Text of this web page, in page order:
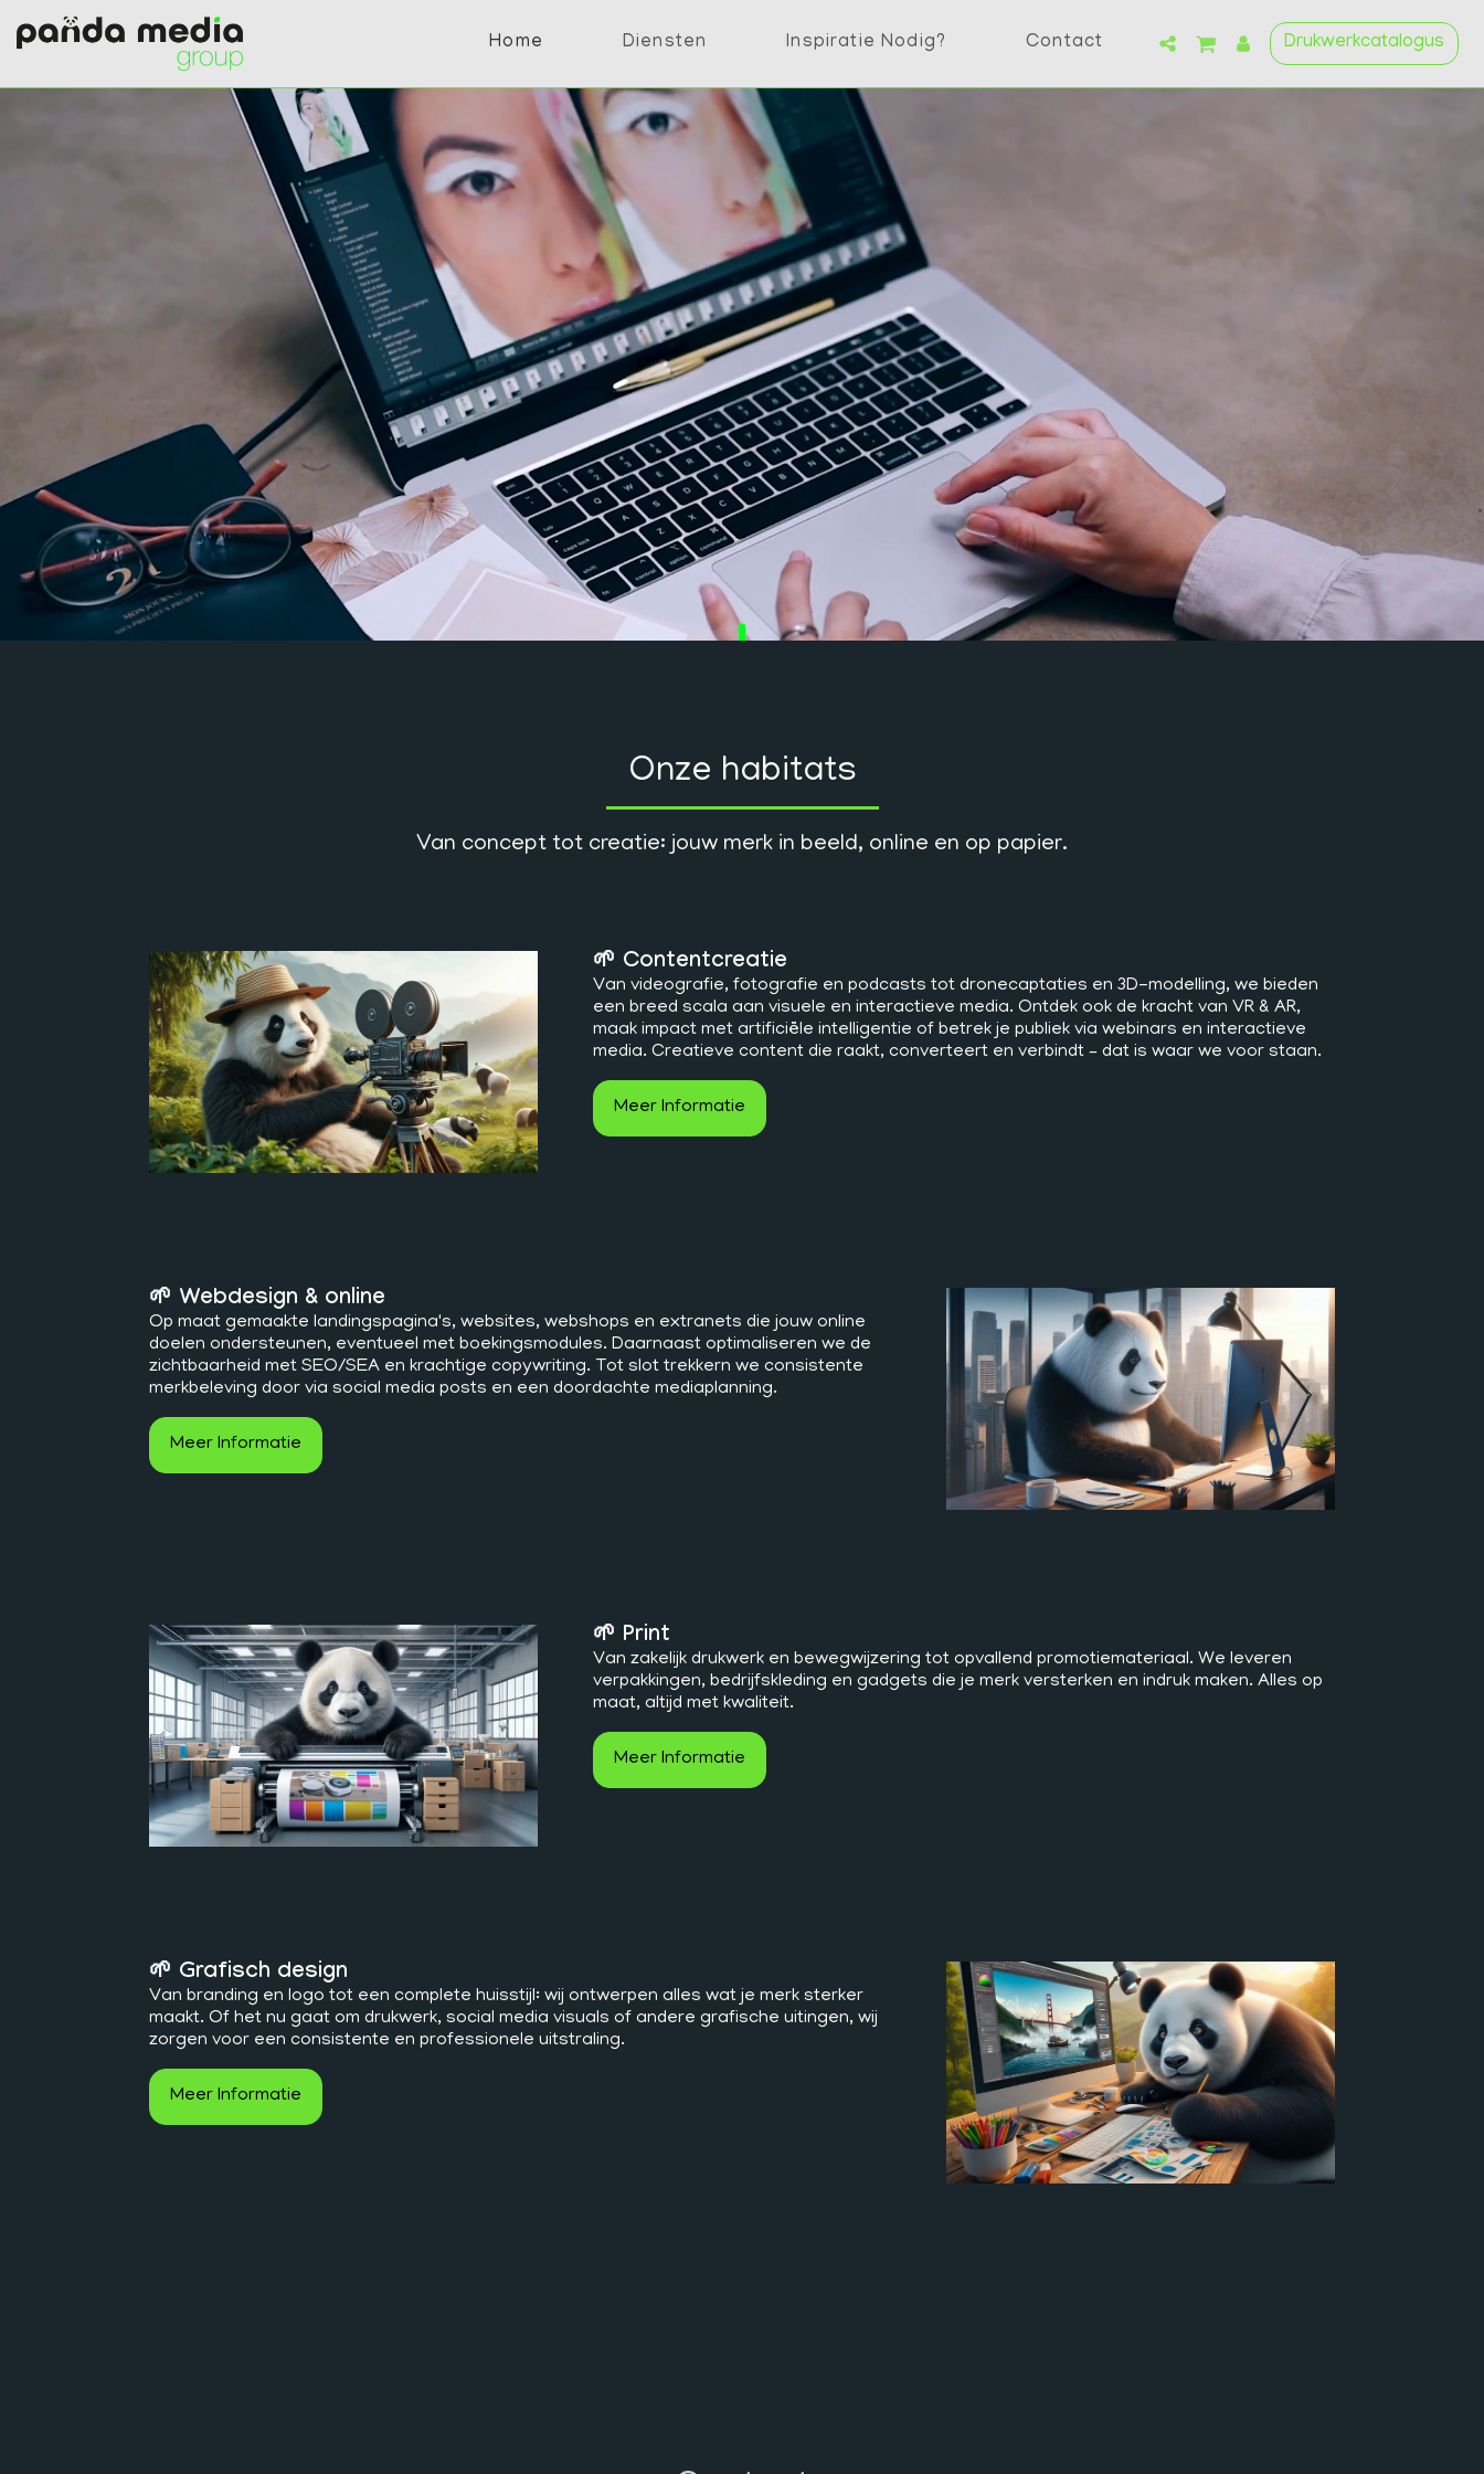
Home Diensten Inspiratie Nodig? Contact Drukwerkcatalogus
Onze habitats
Van concept tot creatie: jouw merk in beeld, online en op papier.
🌱 Contentcreatie
Van videografie, fotografie en podcasts tot dronecaptaties en 3D-modelling, we bieden
een breed scala aan visuele en interactieve media. Ontdek ook de kracht van VR & AR,
maak impact met artificiële intelligentie of betrek je publiek via webinars en interactieve
media. Creatieve content die raakt, converteert en verbindt – dat is waar we voor staan.
Meer Informatie
🌱 Webdesign & online
Op maat gemaakte landingspagina's, websites, webshops en extranets die jouw online
doelen ondersteunen, eventueel met boekingsmodules. Daarnaast optimaliseren we de
zichtbaarheid met SEO/SEA en krachtige copywriting. Tot slot trekkern we consistente
merkbeleving door via social media posts en een doordachte mediaplanning.
Meer Informatie
🌱 Print
Van zakelijk drukwerk en bewegwijzering tot opvallend promotiemateriaal. We leveren
verpakkingen, bedrijfskleding en gadgets die je merk versterken en indruk maken. Alles op
maat, altijd met kwaliteit.
Meer Informatie
🌱 Grafisch design
Van branding en logo tot een complete huisstijl: wij ontwerpen alles wat je merk sterker
maakt. Of het nu gaat om drukwerk, social media visuals of andere grafische uitingen, wij
zorgen voor een consistente en professionele uitstraling.
Meer Informatie